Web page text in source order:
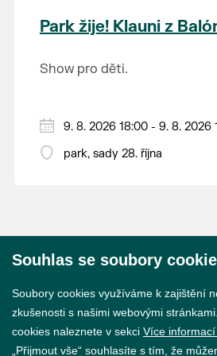
krajina na světě, která je
světového přírodního a
Park žije! Klauni z
Show pro děti.
9. 8. 2026 18:00 - 9. 8. 2026
park, sady 28. října
Souhlas se soubory
Soubory cookies využíváme k zajištění
zkušenosti s našimi webovými
cookies naleznete v sekci Více
„Přijmout vše“ souhlasíte s tím, že